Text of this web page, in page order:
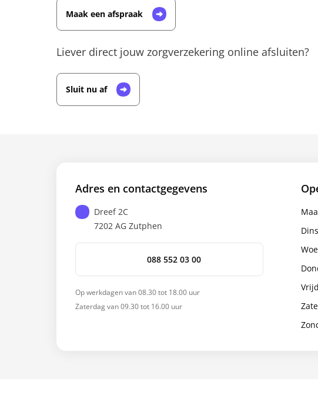
Maak een afspraak
Liever direct jouw zorgverzekering online afsluiten?
Sluit nu af
Adres en contactgegevens
Dreef 2C
7202 AG Zutphen
088 552 03 00
Op werkdagen van 08.30 tot 18.00 uur
Zaterdag van 09.30 tot 16.00 uur